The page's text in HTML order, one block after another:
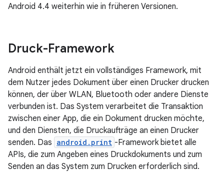
Android 4.4 weiterhin wie in früheren Versionen.
Druck-Framework
Android enthält jetzt ein vollständiges Framework, mit
dem Nutzer jedes Dokument über einen Drucker drucken
können, der über WLAN, Bluetooth oder andere Dienste
verbunden ist. Das System verarbeitet die Transaktion
zwischen einer App, die ein Dokument drucken möchte,
und den Diensten, die Druckaufträge an einen Drucker
senden. Das android.print -Framework bietet alle
APIs, die zum Angeben eines Druckdokuments und zum
Senden an das System zum Drucken erforderlich sind.